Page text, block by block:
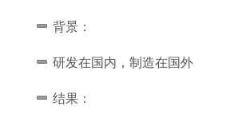
背景：
研发在国内，制造在国外
结果：